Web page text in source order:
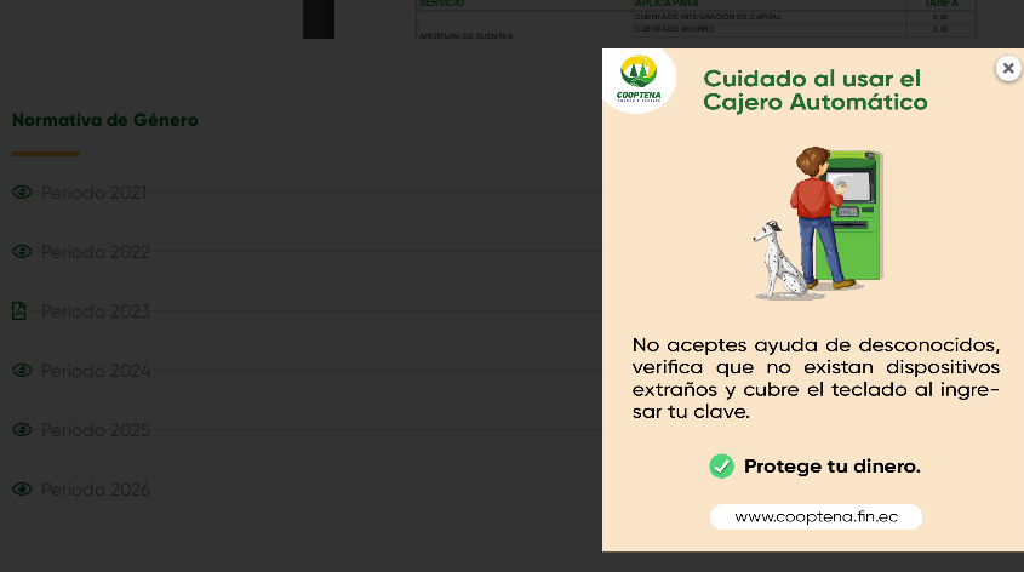
Normativa de Género
Periodo 2021
Periodo 2022
Periodo 2023
Periodo 2024
Periodo 2025
Periodo 2026